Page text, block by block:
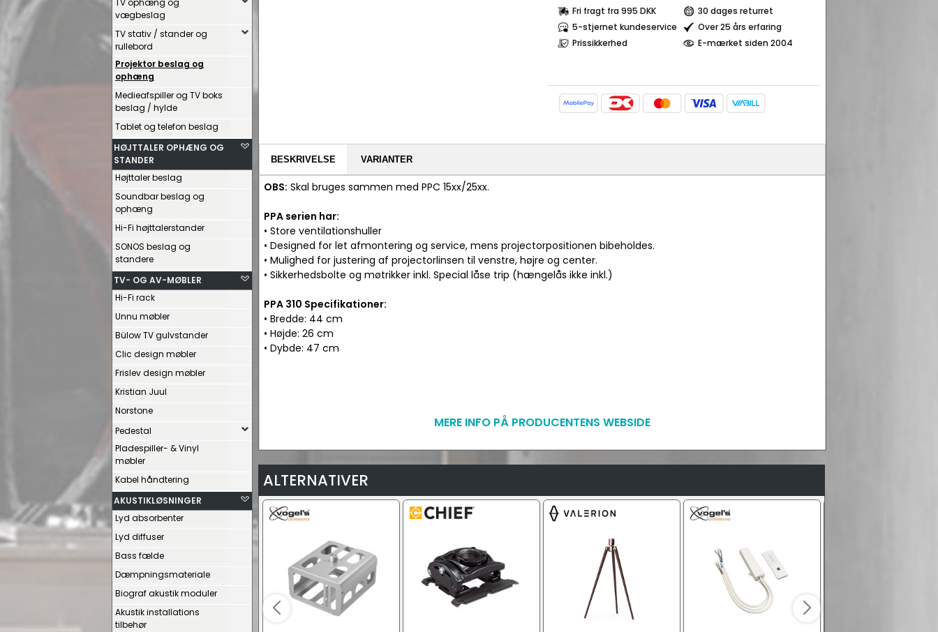
TV ophæng og
vægbeslag
TV stativ / stander og
rullebord
Projektor beslag og
ophæng
Medieafspiller og TV boks
beslag / hylde
Tablet og telefon beslag
HØJTTALER OPHÆNG OG
STANDER
Højttaler beslag
Soundbar beslag og
ophæng
Hi-Fi højttalerstander
SONOS beslag og
standere
TV- OG AV-MØBLER
Hi-Fi rack
Unnu møbler
Bülow TV gulvstander
Clic design møbler
Frislev design møbler
Kristian Juul
Norstone
Pedestal
Pladespiller- & Vinyl
møbler
Kabel håndtering
AKUSTIKLØSNINGER
Lyd absorbenter
Lyd diffuser
Bass fælde
Dæmpningsmateriale
Biograf akustik moduler
Akustik installations
tilbehør
Fri fragt fra 995 DKK
30 dages returret
5-stjernet kundeservice
Over 25 års erfaring
Prissikkerhed
E-mærket siden 2004
BESKRIVELSE VARIANTER
OBS: Skal bruges sammen med PPC 15xx/25xx.
PPA serien har:
• Store ventilationshuller
• Designed for let afmontering og service, mens projectorpositionen bibeholdes.
• Mulighed for justering af projectorlinsen til venstre, højre og center.
• Sikkerhedsbolte og møtrikker inkl. Special låse trip (hængelås ikke inkl.)
PPA 310 Specifikationer:
• Bredde: 44 cm
• Højde: 26 cm
• Dybde: 47 cm
MERE INFO PÅ PRODUCENTENS WEBSIDE
ALTERNATIVER